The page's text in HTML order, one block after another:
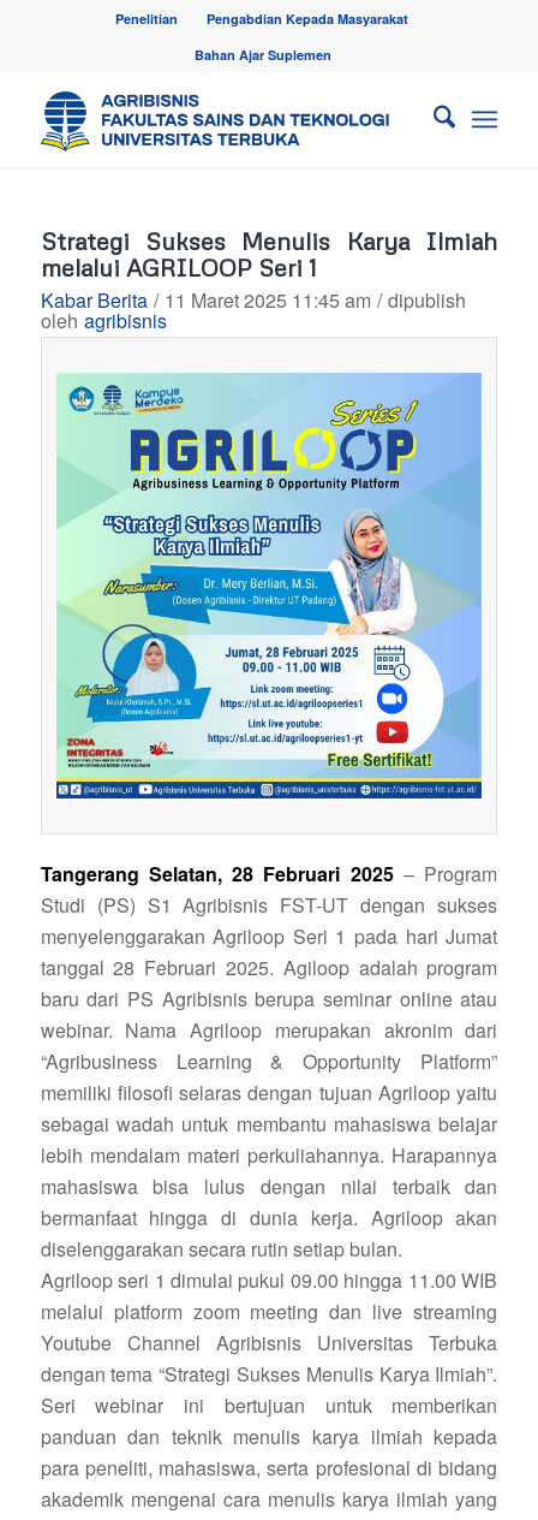
Penelitian
Pengabdian Kepada Masyarakat
Bahan Ajar Suplemen
Strategi Sukses Menulis Karya Ilmiah
melalui AGRILOOP Seri 1
Kabar Berita / 11 Maret 2025 11:45 am / dipublish
oleh agribisnis
Tangerang Selatan, 28 Februari 2025– Program
Studi (PS) S1 Agribisnis FST-UT dengan sukses
menyelenggarakan Agriloop Seri 1 pada hari Jumat
tanggal 28 Februari 2025. Agiloop adalah program
baru dari PS Agribisnis berupa seminar online atau
webinar. Nama Agriloop merupakan akronim dari
“Agribusiness Learning & Opportunity Platform”
memiliki filosofi selaras dengan tujuan Agriloop yaitu
sebagai wadah untuk membantu mahasiswa belajar
lebih mendalam materi perkuliahannya. Harapannya
mahasiswa bisa lulus dengan nilai terbaik dan
bermanfaat hingga di dunia kerja. Agriloop akan
diselenggarakan secara rutin setiap bulan.
Agriloop seri 1 dimulai pukul 09.00 hingga 11.00 WIB
melalui platform zoom meeting dan live streaming
Youtube Channel Agribisnis Universitas Terbuka
dengan tema “Strategi Sukses Menulis Karya Ilmiah”.
Seri webinar ini bertujuan untuk memberikan
panduan dan teknik menulis karya ilmiah kepada
para peneliti, mahasiswa, serta profesional di bidang
akademik mengenai cara menulis karya ilmiah yang